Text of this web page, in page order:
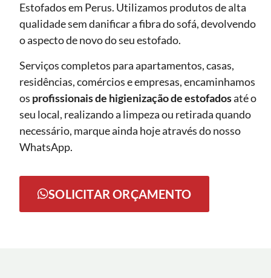
Estofados em Perus. Utilizamos produtos de alta
qualidade sem danificar a fibra do sofá, devolvendo
o aspecto de novo do seu estofado.
Serviços completos para apartamentos, casas,
residências, comércios e empresas, encaminhamos
os profissionais de higienização de estofadosaté o
seu local, realizando a limpeza ou retirada quando
necessário, marque ainda hoje através do nosso
WhatsApp.
SOLICITAR ORÇAMENTO